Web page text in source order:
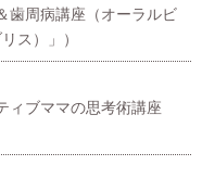
歯周病講座（オーラルビ
ス）」）
ブママの思考術講座